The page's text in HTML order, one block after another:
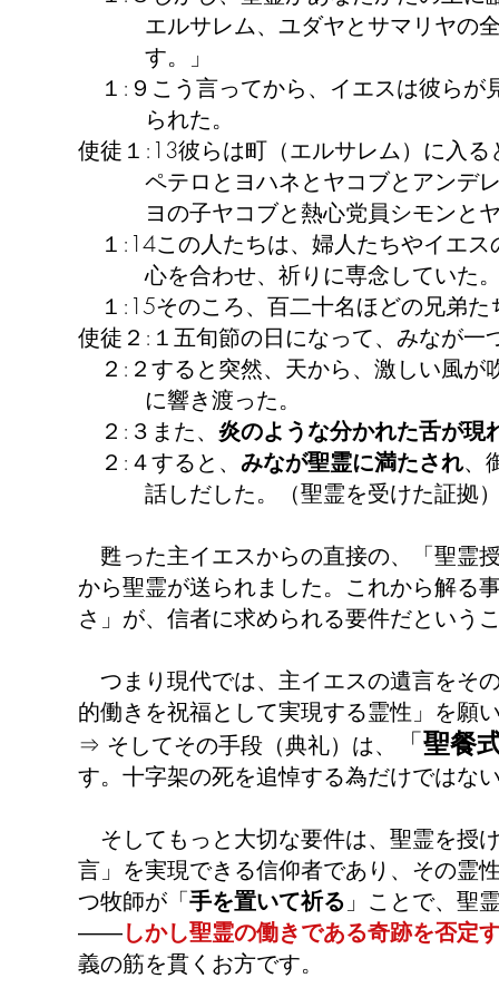
エルサレム、ユダヤとサマリヤの全
す。」
１:９こう言ってから、イエスは彼らが
られた。
使徒１:13彼らは町（エルサレム）に入
ペテロとヨハネとヤコブとアンデ
ヨの子ヤコブと熱心党員シモンとヤ
１:14この人たちは、婦人たちやイエ
心を合わせ、祈りに専念していた
１:15そのころ、百二十名ほどの兄弟た
使徒２:１五旬節の日になって、みなが一
２:２すると突然、天から、激しい風が
に響き渡った。
２:３また、 炎のような分かれた舌が現
２:４すると、 みなが聖霊に満たされ、
話しだした。（聖霊を受けた証拠
甦った主イエスからの直接の、「聖霊
から聖霊が送られました。これから解る
さ」が、信者に求められる要件だという
つまり現代では、主イエスの遺言をそ
的働きを祝福として実現する霊性」を願
⇒ そしてその手段（典礼）は、
「聖餐
す。十字架の死を追悼する為だけではな
そしてもっと大切な要件は、聖霊を授
言」を実現できる信仰者であり、その霊
つ牧師が「手を置いて祈る 」ことで、聖
――しかし聖霊の働きである奇跡を否定
義の筋を貫くお方です。